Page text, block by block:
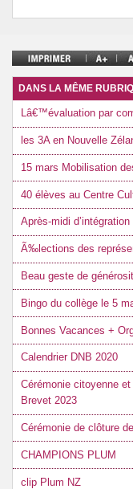
DANS LA MÊME
Lâ€™évaluation par
les 3A en Nouvelle
15 mars Mobilisation
40 élèves au Centre
Après-midi d’intégration
Ã‰lections des
Beau geste de
Bingo du collège le 5
Bonnes Vacances +
Calendrier DNB 2020
Cérémonie citoyenne
Brevet 2023
Cérémonie de clôture
CHAMPIONS PLUM
clip Plum NZ